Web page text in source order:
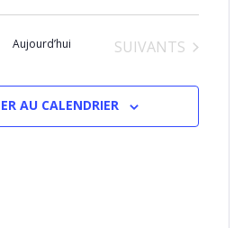
Aujourd’hui ÉVÈNEMENTS
SUIVANTS
AU CALENDRIER